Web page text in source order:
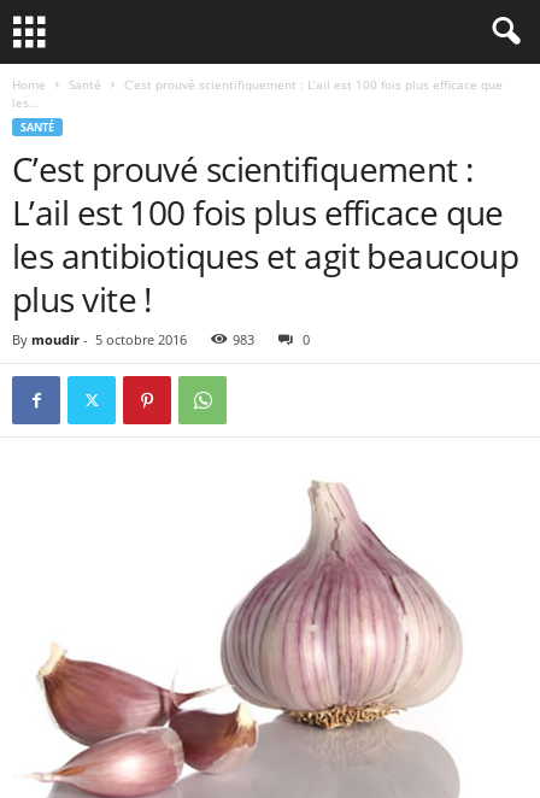
Home Santé
C’est prouvé scientifiquement : L’ail est 100 fois plus efficace que
les...
SANTÉ
C’est prouvé scientifiquement :
L’ail est 100 fois plus efficace que
les antibiotiques et agit beaucoup
plus vite !
By moudir - 5 octobre 2016 983 0